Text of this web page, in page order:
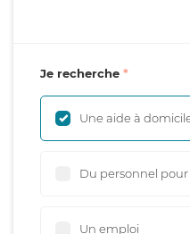
Je recherche
Une aide à
Du personnel
Un emploi